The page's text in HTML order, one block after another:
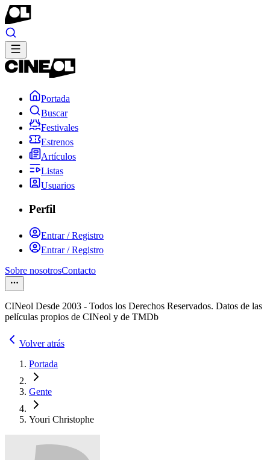
Portada
Buscar
Festivales
Estrenos
Artículos
Listas
Usuarios
Perfil
Entrar / Registro
Entrar / Registro
Sobre nosotrosContacto
CINeol Desde 2003 - Todos los Derechos Reservados. Datos de las
películas propios de CINeol y de TMDb
Volver atrás
Portada
Gente
Youri Christophe